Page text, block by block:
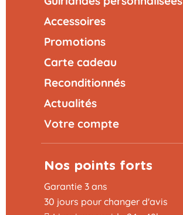
Accessoires
Promotions
Carte cadeau
Reconditionnés
Actualités
Votre compte
Nos points forts
Garantie 3 ans
30 jours pour changer d'avis